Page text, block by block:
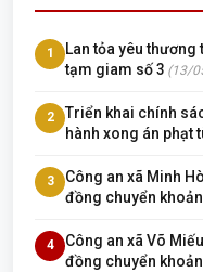
1
Lan tỏa yêu thương
tạm giam số 3 (13/
2
Triển khai chính
hành xong án phạt
3
Công an xã Minh
đồng chuyển
4
Công an xã Võ
đồng chuyển